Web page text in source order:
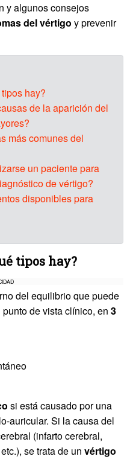
y algunos consejos
del vértigo y prevenir
hay?
de la aparición del
más comunes del
un paciente para
de vértigo?
disponibles para
tipos hay?
del equilibrio que puede
de vista clínico, en 3
si está causado por una
auricular. Si la causa del
(infarto cerebral,
se trata de un vértigo